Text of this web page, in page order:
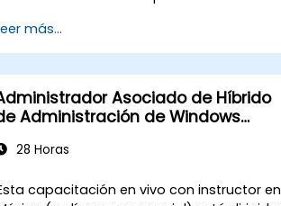
más...
Asociado de Híbrido
Administración de Windows
28 Horas
capacitación en vivo con instructor en